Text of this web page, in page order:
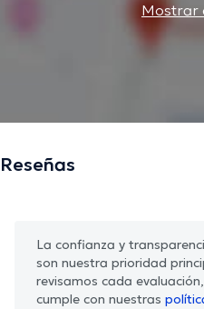
Mostrar
Reseñas
La confianza y
son nuestra prioridad
revisamos cada
cumple con nuestras